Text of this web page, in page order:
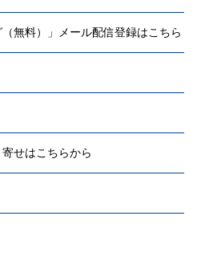
無料）」メール配信登録はこちら
寄せはこちらから